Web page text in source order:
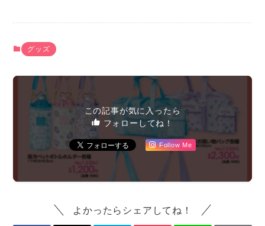
グッズ
この記事が気に入ったら
フォローしてね！
Follow Me
よかったらシェアしてね！